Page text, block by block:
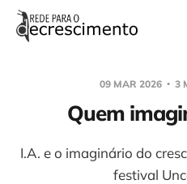
09 MAR 2026 3
Quem
I.A. e o imaginário do
festival